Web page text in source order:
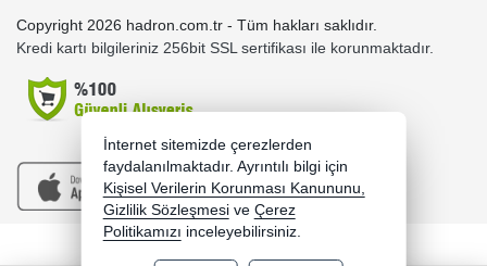
Copyright 2026 hadron.com.tr - Tüm hakları saklıdır.
Kredi kartı bilgileriniz 256bit SSL sertifikası ile korunmaktadır.
Bu site AKINSOFT E-Ticaret ile hazırlanmıştır.
İnternet sitemizde çerezlerden
faydalanılmaktadır. Ayrıntılı bilgi için
Kişisel Verilerin Korunması Kanununu,
Gizlilik Sözleşmesi ve Çerez
Politikamızı inceleyebilirsiniz.